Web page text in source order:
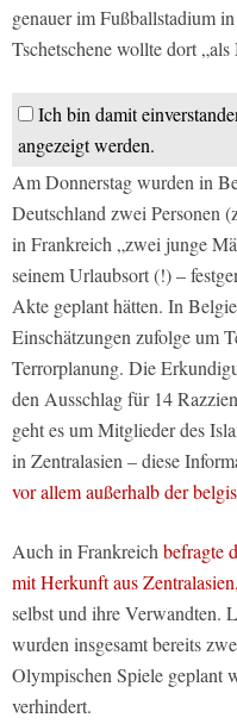
genauer im Fußballstadium
Tschetschene wollte dort
Ich bin damit
angezeigt werden.
Am Donnerstag wurden in
Deutschland zwei Personen
in Frankreich „zwei junge
seinem Urlaubsort (!) –
Akte geplant hätten. In
Einschätzungen zufolge um
Terrorplanung. Die
den Ausschlag für 14
geht es um Mitglieder des
in Zentralasien – diese
vor allem außerhalb der
Auch in Frankreich befragte
mit Herkunft aus Zentralasien,
selbst und ihre Verwandten.
wurden insgesamt bereits
Olympischen Spiele geplant
verhindert.